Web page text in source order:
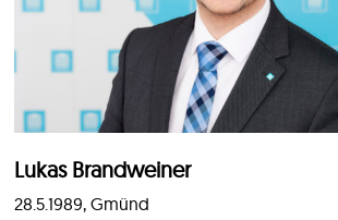
Lukas Brandweiner
28.5.1989, Gmünd